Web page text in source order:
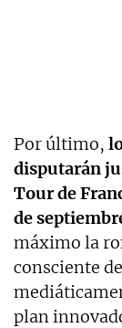
Por último,
disputarán
Tour de
de
máximo la
consciente
plan